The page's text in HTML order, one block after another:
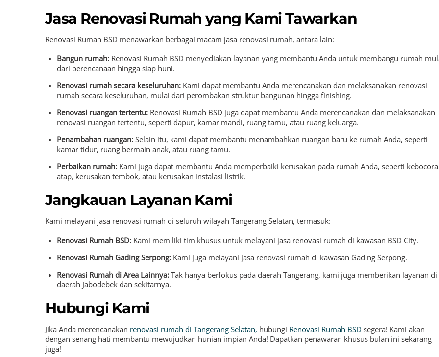
Jasa Renovasi Rumah yang Kami Tawarkan
Renovasi Rumah BSD menawarkan berbagai macam jasa renovasi rumah, antara lain:
Bangun rumah: Renovasi Rumah BSD menyediakan layanan yang membantu Anda untuk membangu rumah
dari perencanaan hingga siap huni.
Renovasi rumah secara keseluruhan: Kami dapat membantu Anda merencanakan dan melaksanakan renovasi
rumah secara keseluruhan, mulai dari perombakan struktur bangunan hingga finishing.
Renovasi ruangan tertentu: Renovasi Rumah BSD juga dapat membantu Anda merencanakan dan melaksanakan
renovasi ruangan tertentu, seperti dapur, kamar mandi, ruang tamu, atau ruang keluarga.
Penambahan ruangan: Selain itu, kami dapat membantu menambahkan ruangan baru ke rumah Anda, seperti
kamar tidur, ruang bermain anak, atau ruang tamu.
Perbaikan rumah: Kami juga dapat membantu Anda memperbaiki kerusakan pada rumah Anda, seperti
atap, kerusakan tembok, atau kerusakan instalasi listrik.
Jangkauan Layanan Kami
Kami melayani jasa renovasi rumah di seluruh wilayah Tangerang Selatan, termasuk:
Renovasi Rumah BSD: Kami memiliki tim khusus untuk melayani jasa renovasi rumah di kawasan BSD City.
Renovasi Rumah Gading Serpong: Kami juga melayani jasa renovasi rumah di kawasan Gading Serpong.
Renovasi Rumah di Area Lainnya: Tak hanya berfokus pada daerah Tangerang, kami juga memberikan layanan di
daerah Jabodebek dan sekitarnya.
Hubungi Kami
Jika Anda merencanakan renovasi rumah di Tangerang Selatan, hubungi Renovasi Rumah BSD segera! Kami akan
dengan senang hati membantu mewujudkan hunian impian Anda! Dapatkan penawaran khusus bulan ini sekarang
juga!